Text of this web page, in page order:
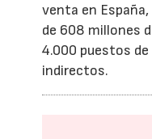
venta en
de 608 millones
4.000 puestos
indirectos.